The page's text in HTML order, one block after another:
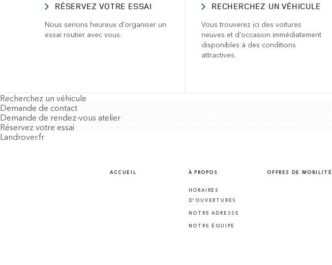
RÉSERVEZ VOTRE ESSAI
Nous serions heureux d'organiser un
essai routier avec vous.
RECHERCHEZ UN VÉHICULE
Vous trouverez ici des voitures
neuves et d'occasion immédiatement
disponibles à des conditions
attractives.
Recherchez un véhicule
Demande de contact
Demande de rendez-vous atelier
Réservez votre essai
Landrover.fr
ACCUEIL À PROPOS
HORAIRES
D'OUVERTURES
NOTRE ADRESSE
NOTRE ÉQUIPE
OFFRES DE MOBILITÉ